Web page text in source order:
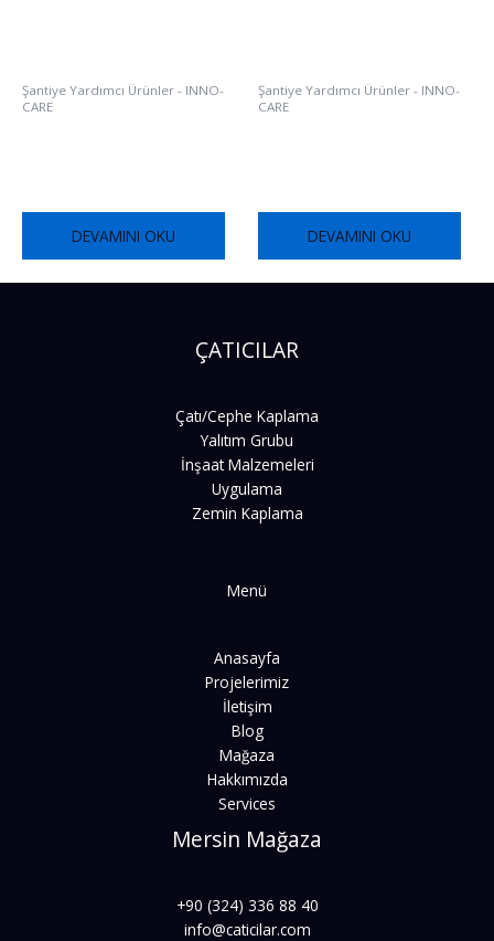
Şantiye Yardımcı Ürünler - INNO-
CARE
DEVAMINI OKU
Şantiye Yardımcı Ürünler - INNO-
CARE
DEVAMINI OKU
ÇATICILAR
Çatı/Cephe Kaplama
Yalıtım Grubu
İnşaat Malzemeleri
Uygulama
Zemin Kaplama
Menü
Anasayfa
Projelerimiz
İletişim
Blog
Mağaza
Hakkımızda
Services
Mersin Mağaza
+90 (324) 336 88 40
info@caticilar.com